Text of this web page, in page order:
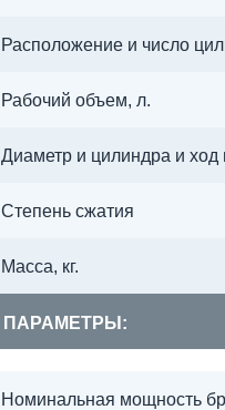
Расположение и число
Рабочий объем, л.
Диаметр и цилиндра и
Степень сжатия
Масса, кг.
ПАРАМЕТРЫ:
Номинальная мощность